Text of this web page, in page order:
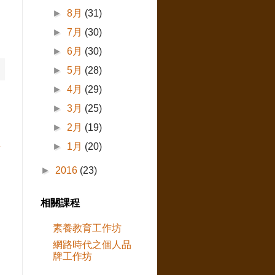
►8月 (31)
►7月 (30)
►6月 (30)
►5月 (28)
►4月 (29)
►3月 (25)
► 2月 (19)
► 1月 (20)
► 2016 (23)
相關課程
素養教育工作坊
網路時代之個人品
牌工作坊